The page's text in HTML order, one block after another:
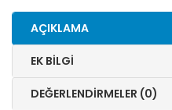
AÇIKLAMA
EK BILGI
DEĞERLENDIRMELER (0)